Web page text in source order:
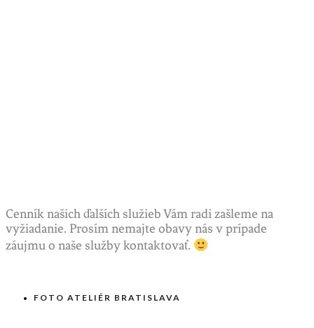
Cenník našich ďalších služieb Vám radi zašleme na
vyžiadanie. Prosím nemajte obavy nás v prípade
záujmu o naše služby kontaktovať.
FOTO ATELIÉR BRATISLAVA